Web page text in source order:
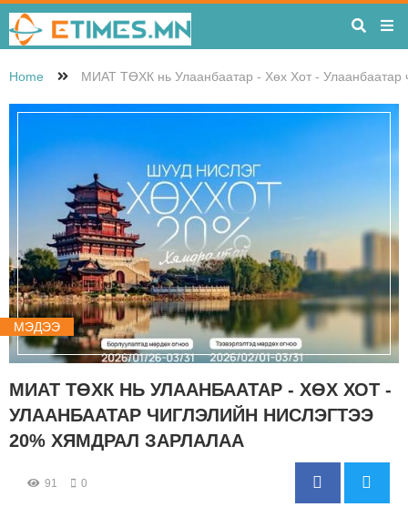
Home МИАТ ТӨХК нь Улаанбаатар - Хөх Хот - Улаанбаатар
МЭДЭЭ
МИАТ ТӨХК НЬ УЛААНБААТАР - ХӨХ ХОТ -
УЛААНБААТАР ЧИГЛЭЛИЙН НИСЛЭГТЭЭ
20% ХЯМДРАЛ ЗАРЛАЛАА
91 0